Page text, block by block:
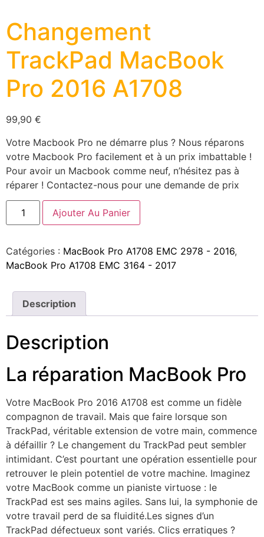
Changement
TrackPad MacBook
Pro 2016 A1708
99,90 €
Votre Macbook Pro ne démarre plus ? Nous réparons
votre Macbook Pro facilement et à un prix imbattable !
Pour avoir un Macbook comme neuf, n’hésitez pas à
réparer ! Contactez-nous pour une demande de prix
Ajouter Au Panier
Catégories : MacBook Pro A1708 EMC 2978 - 2016,
MacBook Pro A1708 EMC 3164 - 2017
Description
Description
La réparation MacBook Pro
Votre MacBook Pro 2016 A1708 est comme un fidèle
compagnon de travail. Mais que faire lorsque son
TrackPad, véritable extension de votre main, commence
à défaillir ? Le changement du TrackPad peut sembler
intimidant. C’est pourtant une opération essentielle pour
retrouver le plein potentiel de votre machine. Imaginez
votre MacBook comme un pianiste virtuose : le
TrackPad est ses mains agiles. Sans lui, la symphonie de
votre travail perd de sa fluidité.Les signes d’un
TrackPad défectueux sont variés. Clics erratiques ?